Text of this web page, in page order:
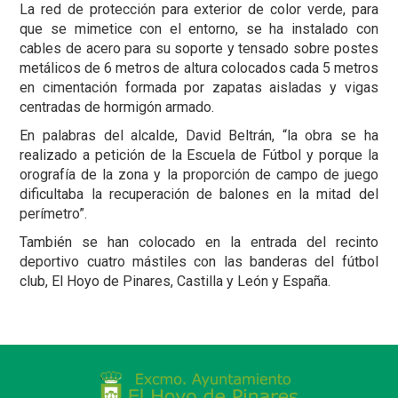
La red de protección para exterior de color verde, para
que se mimetice con el entorno, se ha instalado con
cables de acero para su soporte y tensado sobre postes
metálicos de 6 metros de altura colocados cada 5 metros
en cimentación formada por zapatas aisladas y vigas
centradas de hormigón armado.
En palabras del alcalde, David Beltrán, “la obra se ha
realizado a petición de la Escuela de Fútbol y porque la
orografía de la zona y la proporción de campo de juego
dificultaba la recuperación de balones en la mitad del
perímetro”.
También se han colocado en la entrada del recinto
deportivo cuatro mástiles con las banderas del fútbol
club, El Hoyo de Pinares, Castilla y León y España.